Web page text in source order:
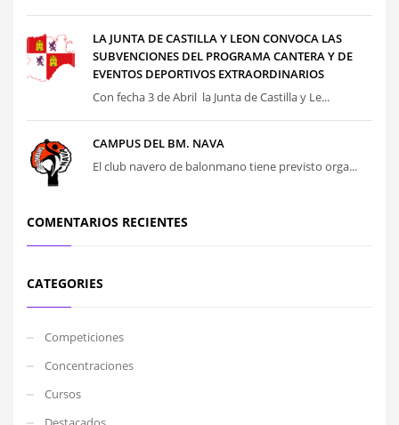
LA JUNTA DE CASTILLA Y LEON CONVOCA LAS
SUBVENCIONES DEL PROGRAMA CANTERA Y DE
EVENTOS DEPORTIVOS EXTRAORDINARIOS
Con fecha 3 de Abril la Junta de Castilla y Le...
CAMPUS DEL BM. NAVA
El club navero de balonmano tiene previsto orga...
COMENTARIOS RECIENTES
CATEGORIES
Competiciones
Concentraciones
Cursos